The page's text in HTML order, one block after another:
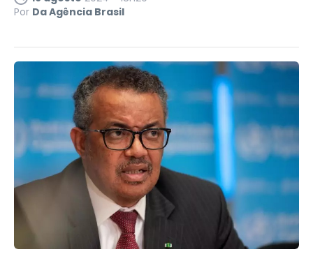
Por Da Agência Brasil